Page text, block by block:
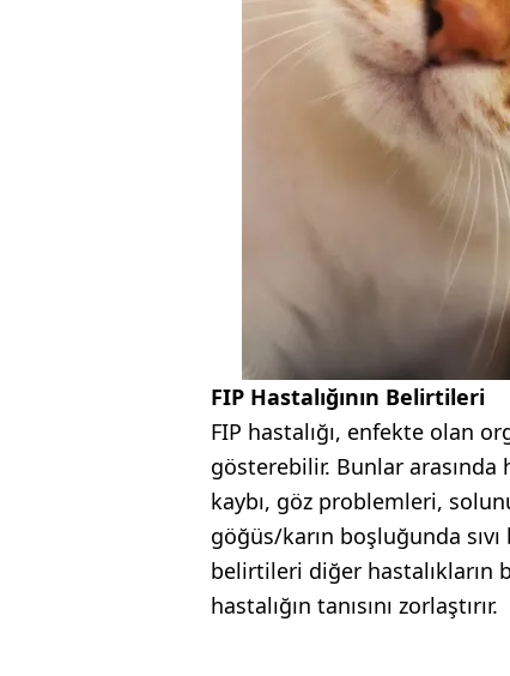
FIP Hastalığının Belirtileri
FIP hastalığı, enfekte olan
gösterebilir. Bunlar
kaybı, göz problemleri,
göğüs/karın boşluğunda
belirtileri diğer hastalıkların
hastalığın tanısını zorlaştırır.